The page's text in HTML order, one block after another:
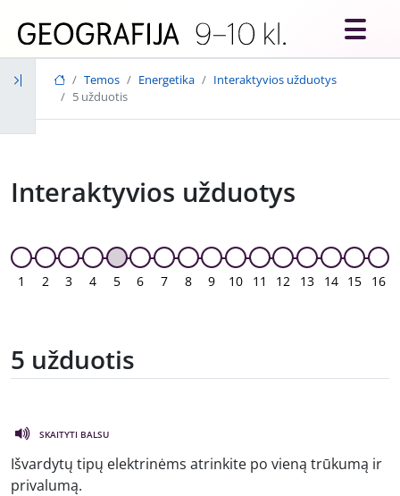
Temos Energetika
Interaktyvios užduotys
5 užduotis
Interaktyvios užduotys
1 2 3 4 5 6 7 8 9 10 11 12 13 14 15 16
5 užduotis
SKAITYTI BALSU
Išvardytų tipų elektrinėms atrinkite po vieną trūkumą ir
privalumą.